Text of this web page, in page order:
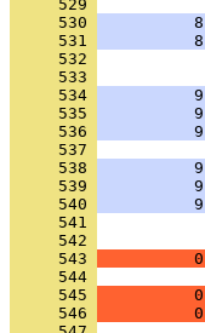
     529
     530
     531
     532
     533
     534
     535
     536
     537
     538
     539
     540
     541
     542
     543
     544
     545
     546